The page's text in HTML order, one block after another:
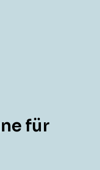
für